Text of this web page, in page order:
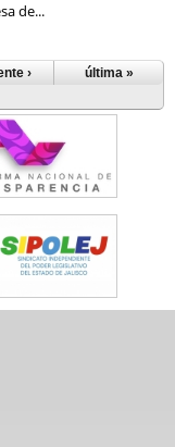
de...
559
560
› última »